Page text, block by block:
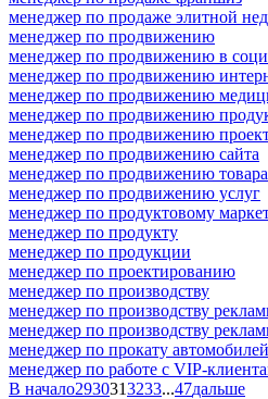
менеджер по продаже элитной
менеджер по продвижению
менеджер по продвижению в
менеджер по продвижению
менеджер по продвижению
менеджер по продвижению
менеджер по продвижению
менеджер по продвижению сайта
менеджер по продвижению товара
менеджер по продвижению услуг
менеджер по продуктовому
менеджер по продукту
менеджер по продукции
менеджер по проектированию
менеджер по производству
менеджер по производству
менеджер по производству
менеджер по прокату автомобилей
менеджер по работе с VIP-
В начало2930313233...47дальше